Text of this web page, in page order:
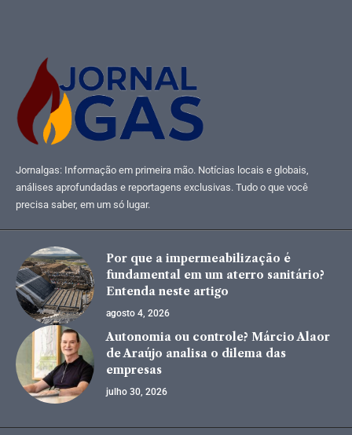
Jornalgas: Informação em primeira mão. Notícias locais e globais,
análises aprofundadas e reportagens exclusivas. Tudo o que você
precisa saber, em um só lugar.
Por que a impermeabilização é
fundamental em um aterro sanitário?
Entenda neste artigo
agosto 4, 2026
Autonomia ou controle? Márcio Alaor
de Araújo analisa o dilema das
empresas
julho 30, 2026